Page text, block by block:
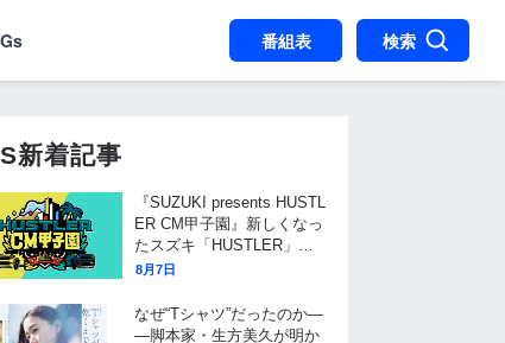
番組表 検索
新着記事
『SUZUKI presents HUSTL
ER CM甲子園』新しくなっ
たスズキ「HUSTLER」の
広告動画を日本全国から大
8月7日
なぜ“Tシャツ”だったのか―
―脚本家・生方美久が明か